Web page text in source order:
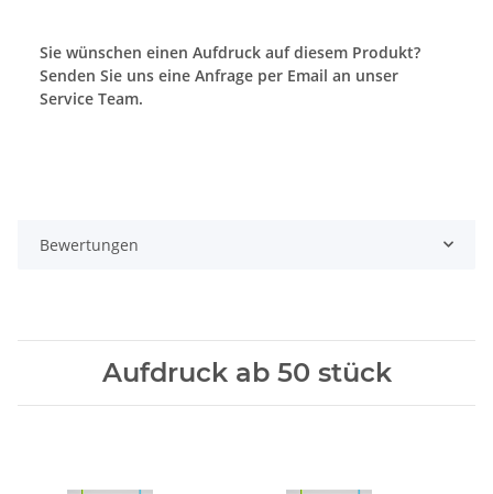
Sie wünschen einen Aufdruck auf diesem Produkt?
Senden Sie uns eine Anfrage per Email an unser
Service Team.
Bewertungen
Aufdruck ab 50 stück